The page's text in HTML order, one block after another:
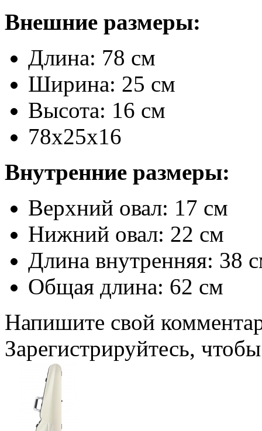
Внешние размеры:
Длина: 78 см
Ширина: 25 см
Высота: 16 см
78x25x16
Внутренние размеры:
Верхний овал: 17 см
Нижний овал: 22 см
Длина внутренняя: 38
Общая длина: 62 см
Напишите свой
Зарегистрируйтесь,